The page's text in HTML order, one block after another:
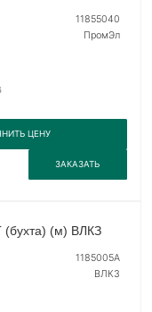
11855040
ПромЭл
ЦЕНУ
ЗАКАЗАТЬ
(бухта) (м) ВЛКЗ
1185005А
ВЛКЗ